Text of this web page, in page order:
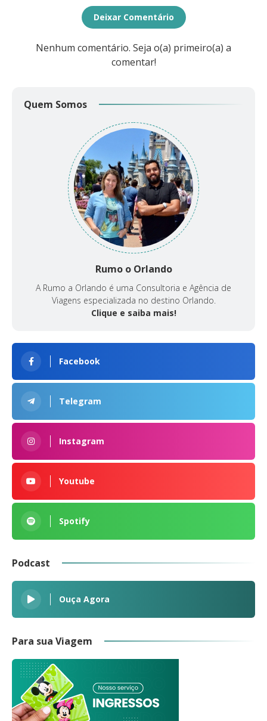
Deixar Comentário
Nenhum comentário. Seja o(a) primeiro(a) a
comentar!
Quem Somos
Rumo o Orlando
A Rumo a Orlando é uma Consultoria e Agência de
Viagens especializada no destino Orlando.
Clique e saiba mais!
Facebook
Telegram
Instagram
Youtube
Spotify
Podcast
Ouça Agora
Para sua Viagem